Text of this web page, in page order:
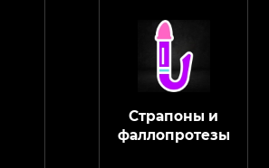
Страпоны и
фаллопротезы